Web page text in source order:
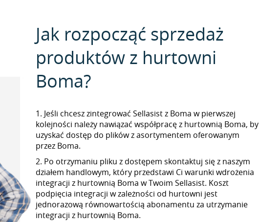
Jak rozpocząć sprzedaż
produktów z hurtowni
Boma?
1. Jeśli chcesz zintegrować Sellasist z Boma w pierwszej
kolejności należy nawiązać współpracę z hurtownią Boma, by
uzyskać dostęp do plików z asortymentem oferowanym
przez Boma.
2. Po otrzymaniu pliku z dostępem skontaktuj się z naszym
działem handlowym, który przedstawi Ci warunki wdrożenia
integracji z hurtownią Boma w Twoim Sellasist. Koszt
podpięcia integracji w zależności od hurtowni jest
jednorazową równowartością abonamentu za utrzymanie
integracji z hurtownią Boma.